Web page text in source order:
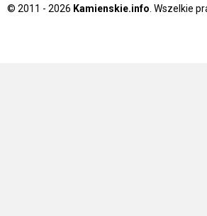
© 2011 - 2026 Kamienskie.info. Wszelkie